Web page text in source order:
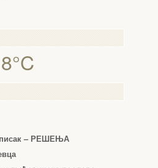
– РЕШЕЊА